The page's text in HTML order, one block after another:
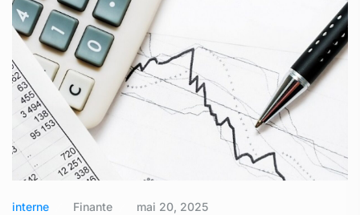
interne Finante mai 20, 2025